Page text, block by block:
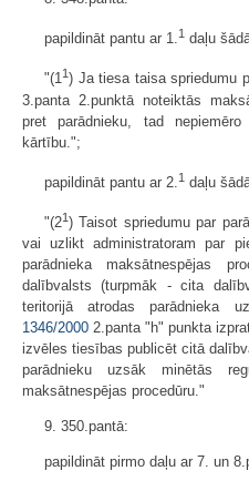
papildināt pantu ar 1.1 daļu
"(11 ) Ja tiesa taisa spriedumu
3.panta 2.punktā noteiktās
pret parādnieku, tad
kārtību.";
papildināt pantu ar 2. 1 daļu
"(21) Taisot spriedumu par
vai uzlikt administratoram par
parādnieka maksātnespējas
dalībvalsts (turpmāk - cita
teritorijā atrodas parādnieka
1346/2000 2.panta "h" punkta
izvēles tiesības publicēt citā
parādnieku uzsāk minētās
maksātnespējas procedūru."
9. 350.pantā:
papildināt pirmo daļu ar 7. un